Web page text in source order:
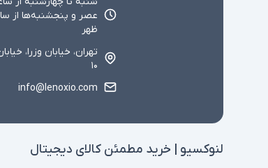
ظهر
تهران، خیابان وزرا،
۱۰
info@lenoxio.com
لنوکسیو | خرید مطمئن کالای دیجیتال